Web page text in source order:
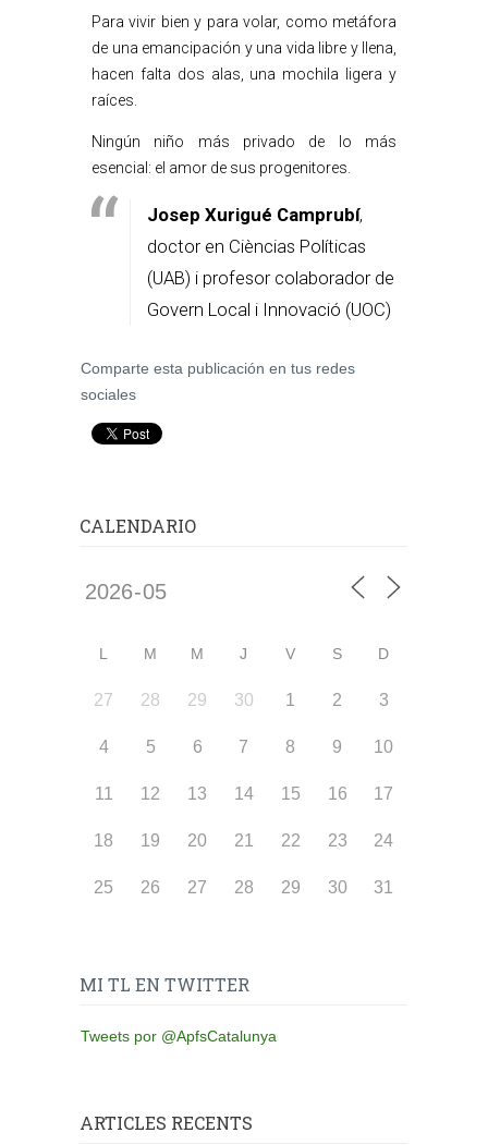
Para vivir bien y para volar, como metáfora
de una emancipación y una vida libre y llena,
hacen falta dos alas, una mochila ligera y
raíces.
Ningún niño más privado de lo más
esencial: el amor de sus progenitores.
Josep Xurigué Camprubí,
doctor en Cièncias Políticas
(UAB) i profesor colaborador de
Govern Local i Innovació (UOC)
Comparte esta publicación en tus redes
sociales
CALENDARIO
L M M J V S D
27 28 29 30 1 2 3
4 5 6 7 8 9 10
11 12 13 14 15 16 17
18 19 20 21 22 23 24
25 26 27 28 29 30 31
MI TL EN TWITTER
Tweets por @ApfsCatalunya
ARTICLES RECENTS